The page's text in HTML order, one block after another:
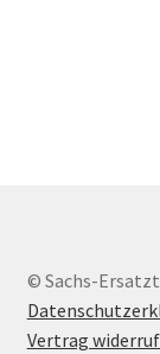
© Sachs-
Vertrag